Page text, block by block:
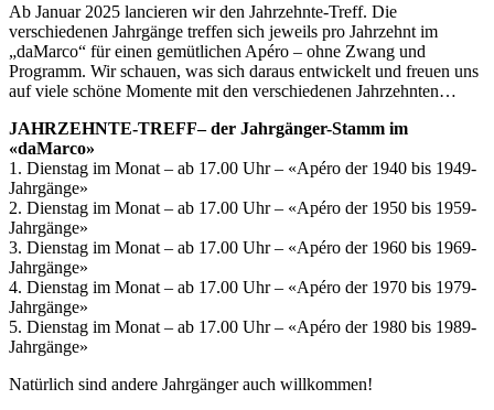
Ab Januar 2025 lancieren wir den Jahrzehnte-Treff. Die
verschiedenen Jahrgänge treffen sich jeweils pro Jahrzehnt im
„daMarco“ für einen gemütlichen Apéro – ohne Zwang und
Programm. Wir schauen, was sich daraus entwickelt und freuen uns
auf viele schöne Momente mit den verschiedenen Jahrzehnten…
JAHRZEHNTE-TREFF– der Jahrgänger-Stamm im
«daMarco»
1. Dienstag im Monat – ab 17.00 Uhr – «Apéro der 1940 bis 1949-
Jahrgänge»
2. Dienstag im Monat – ab 17.00 Uhr – «Apéro der 1950 bis 1959-
Jahrgänge»
3. Dienstag im Monat – ab 17.00 Uhr – «Apéro der 1960 bis 1969-
Jahrgänge»
4. Dienstag im Monat – ab 17.00 Uhr – «Apéro der 1970 bis 1979-
Jahrgänge»
5. Dienstag im Monat – ab 17.00 Uhr – «Apéro der 1980 bis 1989-
Jahrgänge»
Natürlich sind andere Jahrgänger auch willkommen!